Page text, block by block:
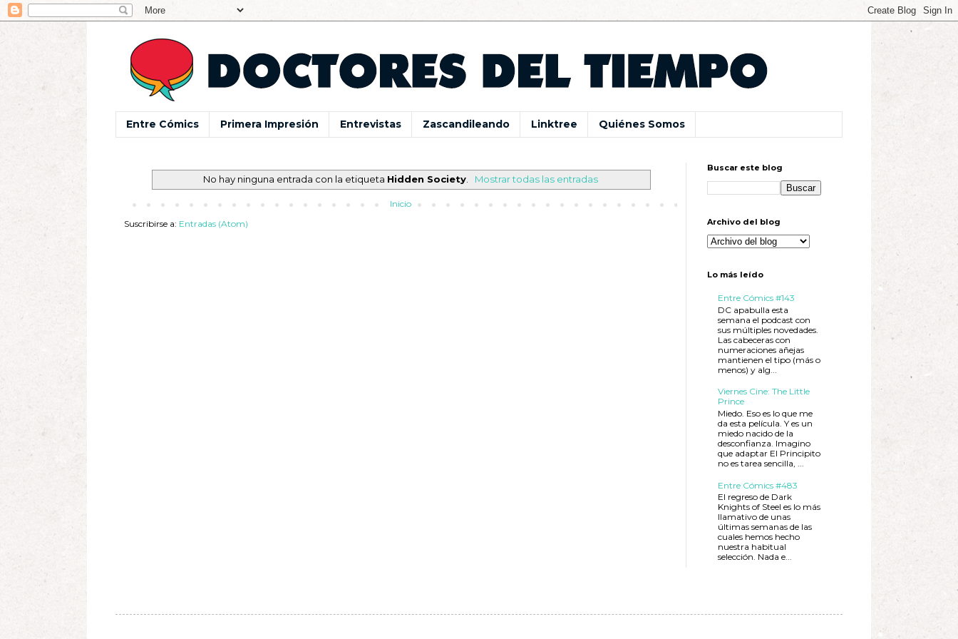
Entre Cómics Primera Impresión Entrevistas Zascandileando Linktree Quiénes Somos
No hay ninguna entrada con la etiqueta Hidden Society Mostrar todas las entradas
Inicio
Suscribirse a: Entradas (Atom)
Buscar este blog
Archivo del blog
Lo más leído
Entre Cómics #143
DC apabulla esta
semana el podcast con
sus múltiples novedades.
Las cabeceras con
numeraciones añejas
mantienen el tipo (más o
menos) y alg...
Viernes Cine: The Little
Prince
Miedo. Eso es lo que me
da esta película. Y es un
miedo nacido de la
desconfianza. Imagino
que adaptar El Principito
no es tarea sencilla, ...
Entre Cómics #483
El regreso de Dark
Knights of Steel es lo más
llamativo de unas
últimas semanas de las
cuales hemos hecho
nuestra habitual
selección. Nada e...